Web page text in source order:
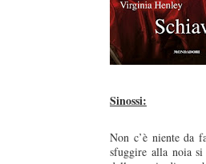
Sinossi:
Non c’è niente da
sfuggire alla noia